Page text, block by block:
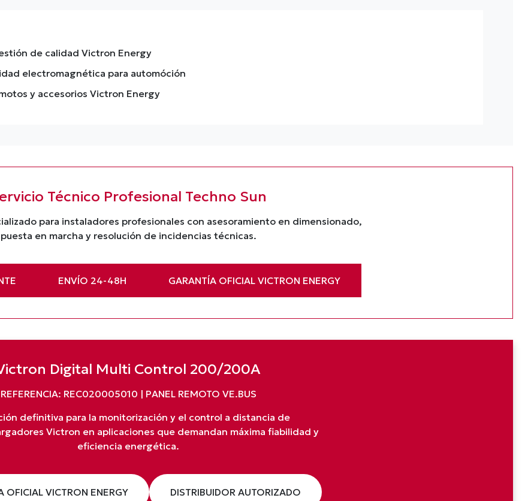
de calidad Victron Energy
electromagnética para automóción
y accesorios Victron Energy
Técnico Profesional Techno Sun
para instaladores profesionales con asesoramiento en dimensionado,
puesta en marcha y resolución de incidencias técnicas.
ENVÍO 24-48H GARANTÍA OFICIAL VICTRON ENERGY
Digital Multi Control 200/200A
REFERENCIA: REC020005010 | PANEL REMOTO VE.BUS
definitiva para la monitorización y el control a distancia de
Victron en aplicaciones que demandan máxima fiabilidad y
eficiencia energética.
OFICIAL VICTRON ENERGY DISTRIBUIDOR AUTORIZADO